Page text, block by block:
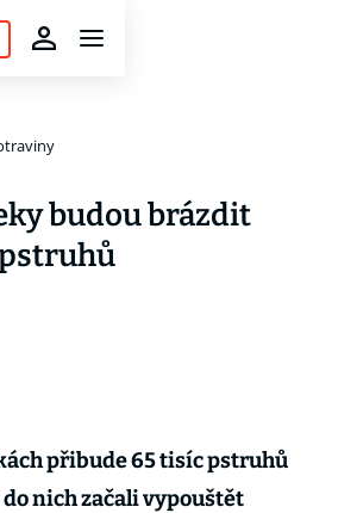
budou brázdit
přibude 65 tisíc pstruhů
nich začali vypouštět